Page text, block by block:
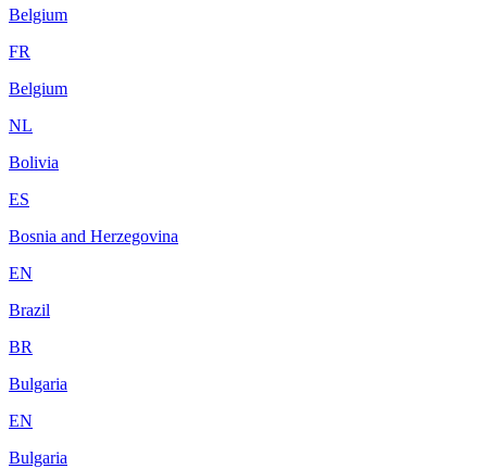
Belgium
FR
Belgium
NL
Bolivia
ES
Bosnia and Herzegovina
EN
Brazil
BR
Bulgaria
EN
Bulgaria